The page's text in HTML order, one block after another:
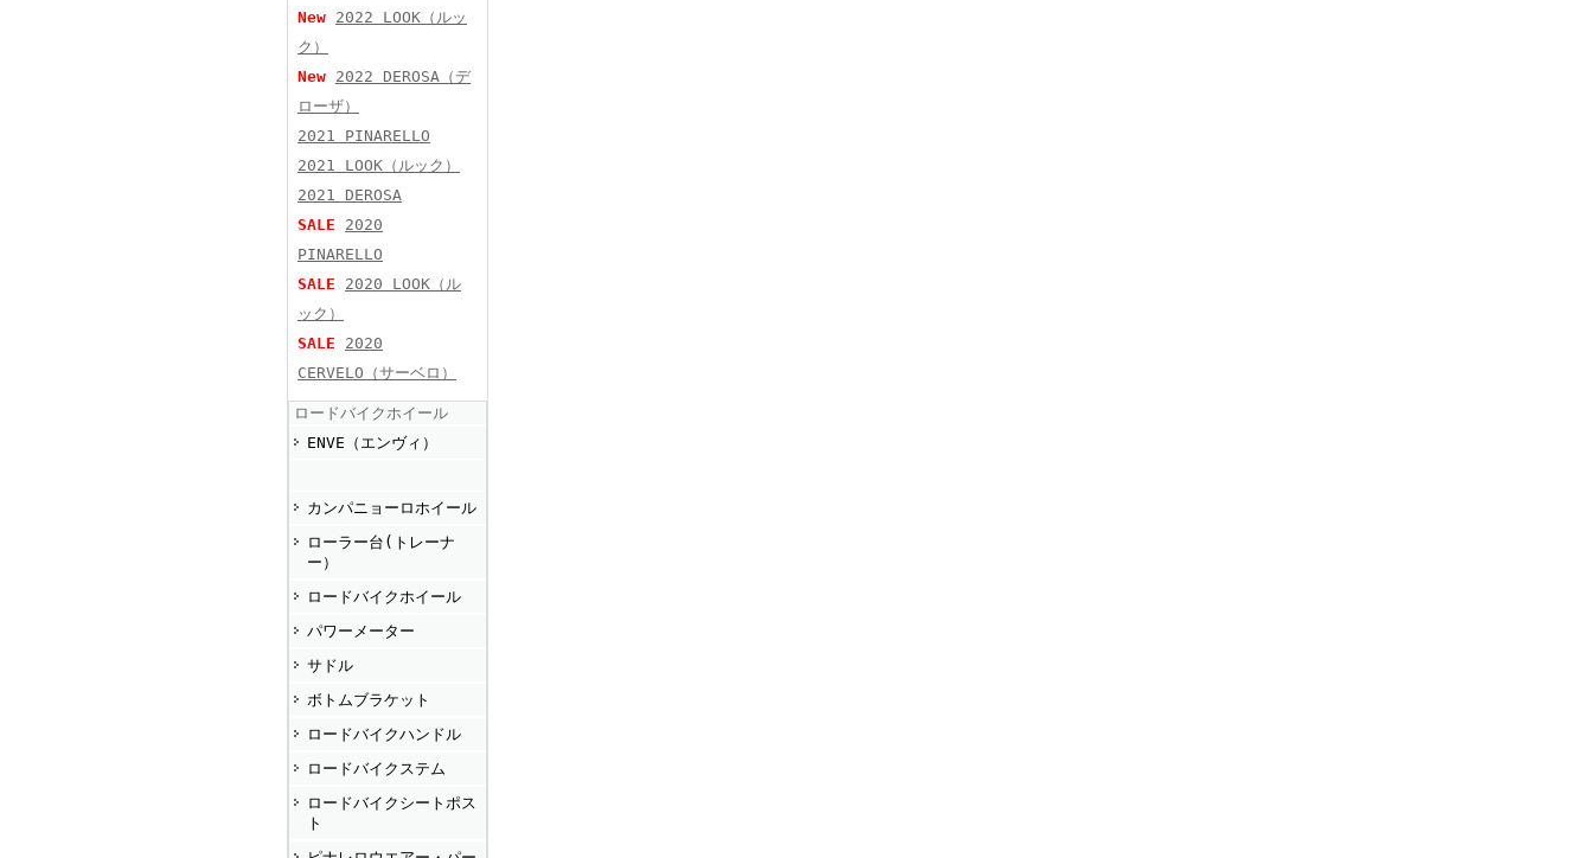
New 2022 LOOK（ルッ
ク）
New 2022 DEROSA（デ
ローザ）
2021 PINARELLO
2021 LOOK（ルック）
2021 DEROSA
SALE
2020
PINARELLO
SALE
2020 LOOK（ル
ック）
SALE
2020
CERVELO（サーベロ）
ロードバイクホイール
ENVE（エンヴィ）
カンパニョーロホイール
ローラー台(トレーナ
ー）
ロードバイクホイール
パワーメーター
サドル
ボトムブラケット
ロードバイクハンドル
ロードバイクステム
ロードバイクシートポス
ト